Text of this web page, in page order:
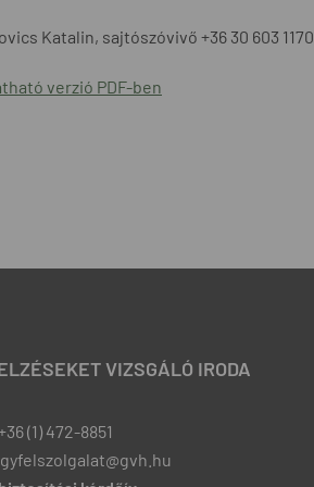
Katalin, sajtószóvivő +36 30 603 1170
verzió PDF-ben
VIZSGÁLÓ IRODA
(1) 472-8851